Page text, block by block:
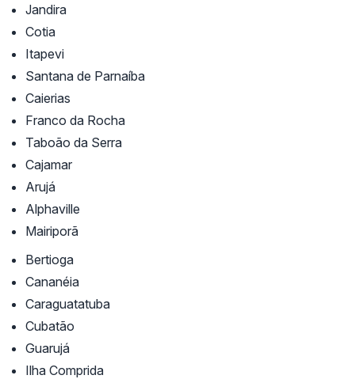
Jandira
Cotia
Itapevi
Santana de Parnaíba
Caierias
Franco da Rocha
Taboão da Serra
Cajamar
Arujá
Alphaville
Mairiporã
Bertioga
Cananéia
Caraguatatuba
Cubatão
Guarujá
Ilha Comprida